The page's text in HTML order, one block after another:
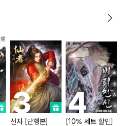
선자 [단행본]
[10% 세트 할인]